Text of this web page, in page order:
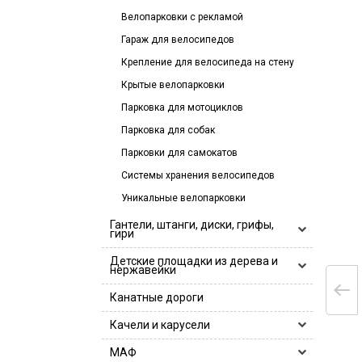
Велопарковки с рекламой
Гараж для велосипедов
Крепление для велосипеда на стену
Крытые велопарковки
Парковка для мотоциклов
Парковка для собак
Парковки для самокатов
Системы хранения велосипедов
Уникальные велопарковки
Гантели, штанги, диски, грифы,
гири
Гантели, гантельные ряды
Гантели
Гантельные ряды
Гири
Грифы
Log Bar Hercules
Грифы 25 мм
Диски
Диски 26 мм
Замки
Детские площадки из дерева и
нержавейки
Деревянные детские площадки
Деревянные детские площадки
Детские комплексы для лазания
Канатные дороги
Качели и карусели
Горки и песочницы
МАФ